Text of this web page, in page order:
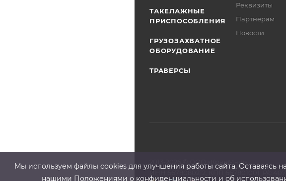
ТАКЕЛАЖНЫЕ
ПРИСПОСОБЛЕНИЯ
ГРУЗОЗАХВАТНОЕ
ОБОРУДОВАНИЕ
ТРАВЕРСЫ
Реквизиты
Партнерам
Новости
ООО «КранМаш»
ИНН 6678080212, КПП 667801001 ,Р/с
Мы используем файлы cооkies для улучшения работы сайта. Оставаясь
нашими Положениями о конфиденциальности и об